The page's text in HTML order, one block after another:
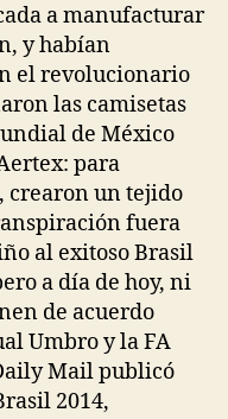
a manufacturar
y habían
el revolucionario
las camisetas
de México
para
crearon un tejido
fuera
al exitoso Brasil
a día de hoy, ni
de acuerdo
Umbro y la FA
Mail publicó
2014,